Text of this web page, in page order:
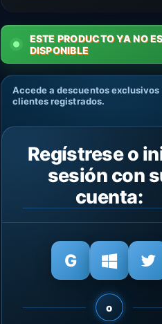
ESTE PRODUCTO YA NO
DISPONIBLE
Accede a descuentos exclusivos
clientes registrados.
Regístrese o
sesión con
cuenta:
o